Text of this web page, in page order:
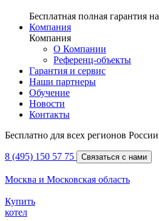
Бесплатная полная гарантия
Компания
Компания
О Компании
Референц-объекты
Гарантия и сервис
Наши партнеры
Обучение
Новости
Контакты
Бесплатно для всех регионов
8 (495) 150 57 75 Связаться с нами
Москва и Московская область
Купить
котел